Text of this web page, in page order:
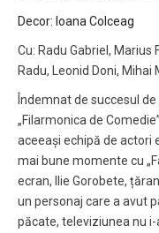
Decor: Ioana Colceag
Cu: Radu Gabriel,
Radu, Leonid Doni,
Îndemnat de succesul
„Filarmonica de
aceeași echipă de actori
mai bune momente cu
ecran, Ilie Gorobete,
un personaj care a avut
păcate, televiziunea nu